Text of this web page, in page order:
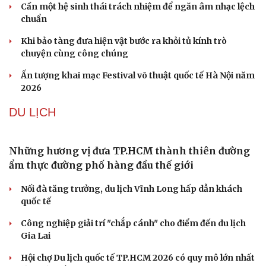
Tham vọng robot hóa quân đội, Ukraine đau đầu với
“ma trận” 550 biến thể
Đức tăng tốc chương trình UAV chiến đấu thông qua hợp
tác với Rolls-Royce
Tên lửa đạn đạo Nga khoét sâu lỗ hổng phòng không
Ukraine
Ban hành danh mục trang thiết bị phục vụ ứng phó tình
VĂN HÓA
Phản ứng của Dwayne Johnson khi Moana bị giới
phê bình chê bai
The Odyssey vượt 1 tỷ USD, Christopher Nolan tái lập kỳ
tích sau 14 năm
Cần một hệ sinh thái trách nhiệm để ngăn âm nhạc lệch